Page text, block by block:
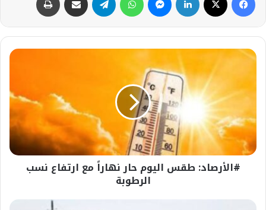
#الأرصاد:
اليوم
حار
مع
ارتفاع
نسب
الرطوبة
#الأرصاد: طقس اليوم حار نهاراً مع ارتفاع نسب
الرطوبة